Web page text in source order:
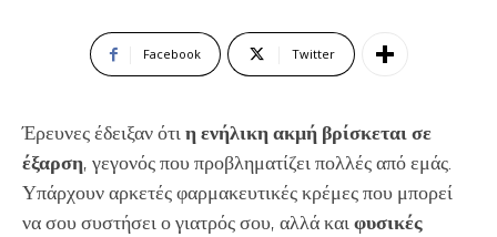
Facebook Twitter
Έρευνες έδειξαν ότιη ενήλικη ακμή βρίσκεται σε
έξαρση, γεγονός που προβληματίζει πολλές από εμάς.
Υπάρχουν αρκετές φαρμακευτικές κρέμες που μπορεί
να σου συστήσει ο γιατρός σου, αλλά καιφυσικές